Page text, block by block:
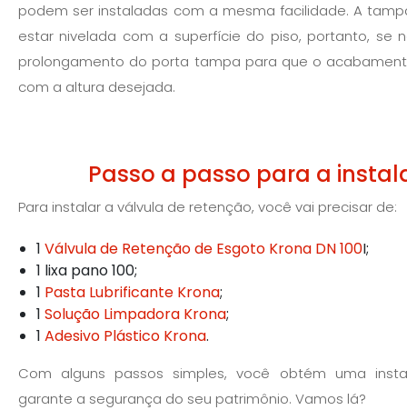
podem ser instaladas com a mesma facilidade. A
estar nivelada com a superfície do piso, portanto, se
prolongamento do porta tampa para que o
com a altura desejada.
Passo a passo para a
Para instalar a válvula de retenção, você vai precisar de:
1 Válvula de Retenção de Esgoto Krona DN 100I;
1 lixa pano 100;
1 Pasta Lubrificante Krona;
1 Solução Limpadora Krona;
1 Adesivo Plástico Krona.
Com alguns passos simples, você obtém uma
garante a segurança do seu patrimônio. Vamos lá?